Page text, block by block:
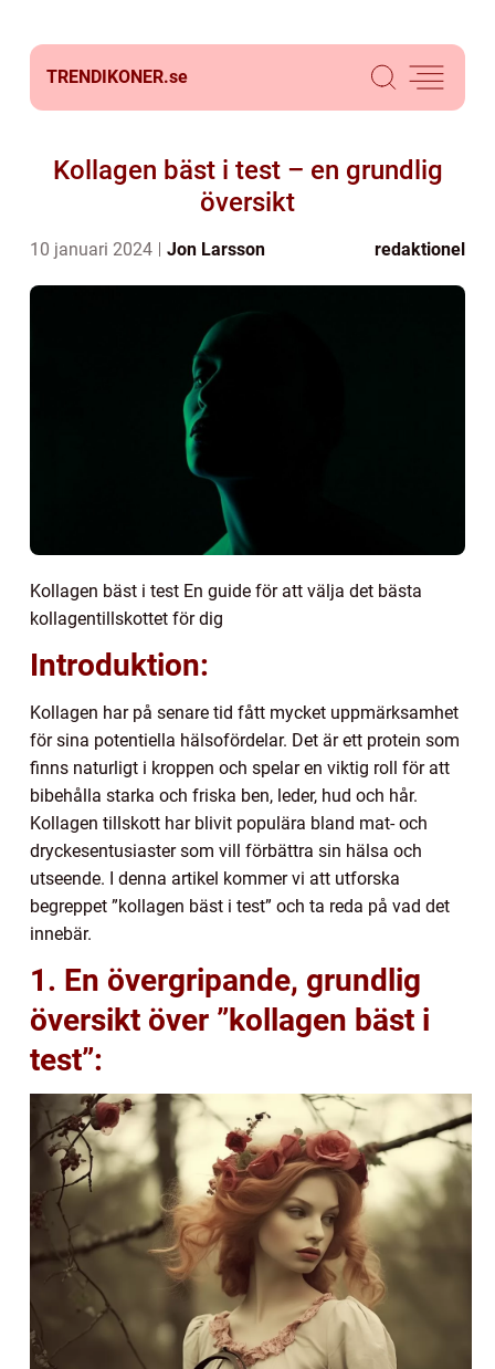
TRENDIKONER.se
Kollagen bäst i test – en grundlig
översikt
10 januari 2024 Jon Larsson redaktionel
Kollagen bäst i test En guide för att välja det bästa
kollagentillskottet för dig
Introduktion:
Kollagen har på senare tid fått mycket uppmärksamhet
för sina potentiella hälsofördelar. Det är ett protein som
finns naturligt i kroppen och spelar en viktig roll för att
bibehålla starka och friska ben, leder, hud och hår.
Kollagen tillskott har blivit populära bland mat- och
dryckesentusiaster som vill förbättra sin hälsa och
utseende. I denna artikel kommer vi att utforska
begreppet ”kollagen bäst i test” och ta reda på vad det
innebär.
1. En övergripande, grundlig
översikt över ”kollagen bäst i
test”: